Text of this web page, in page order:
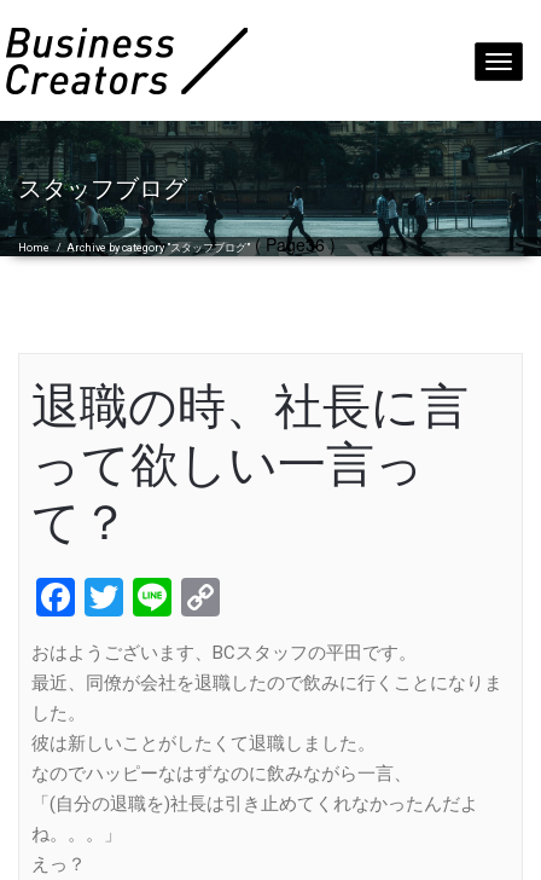
スタッフブログ
Home /Archive by category "スタッフブログ"( Page36 )
退職の時、社長に言
って欲しい一言っ
て？
Facebook
Twitter
Line
Link
おはようございます、BCスタッフの平田です。
最近、同僚が会社を退職したので飲みに行くことになりま
した。
彼は新しいことがしたくて退職しました。
なのでハッピーなはずなのに飲みながら一言、
「(自分の退職を)社長は引き止めてくれなかったんだよ
ね。。。」
えっ？